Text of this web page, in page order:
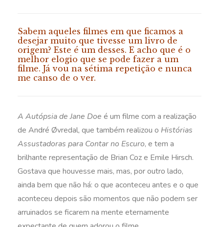
Sabem aqueles filmes em que ficamos a
desejar muito que tivesse um livro de
origem? Este é um desses. E acho que é o
melhor elogio que se pode fazer a um
filme. Já vou na sétima repetição e nunca
me canso de o ver.
A Autópsia de Jane Doe é um filme com a realização
de André Øvredal, que também realizou o Histórias
Assustadoras para Contar no Escuro, e tem a
brilhante representação de Brian Coz e Emile Hirsch.
Gostava que houvesse mais, mas, por outro lado,
ainda bem que não há: o que aconteceu antes e o que
aconteceu depois são momentos que não podem ser
arruinados se ficarem na mente eternamente